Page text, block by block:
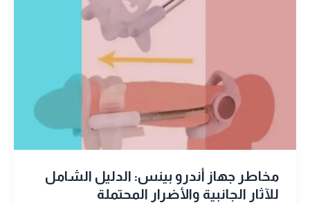
مخاطر جهاز أندرو بينس: الدليل الشامل
للآثار الجانبية والأضرار المحتملة